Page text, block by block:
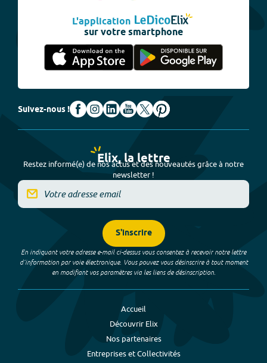
L'application
sur votre smartphone
Suivez-nous !
Elix, la lettre
Restez informé(e) de nos actus et des nouveautés grâce à notre
newsletter !
S'inscrire
En indiquant votre adresse e-mail ci-dessus vous consentez à recevoir notre lettre
d’information par voie électronique. Vous pouvez vous désinscrire à tout moment
en modifiant vos paramètres via les liens de désinscription.
Accueil
Découvrir Elix
Nos partenaires
Entreprises et Collectivités